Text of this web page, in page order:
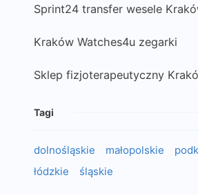
Sprint24 transfer wesele
Kraków Watches4u zegarki
Sklep fizjoterapeutyczny
Tagi
dolnośląskie małopolskie
łódzkie
śląskie